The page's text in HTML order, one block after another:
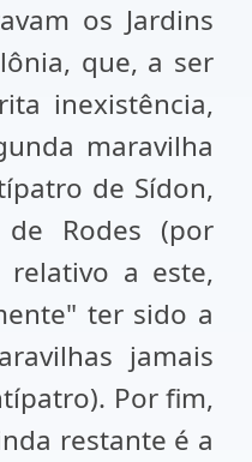
os Jardins
que, a ser
inexistência,
maravilha
de Sídon,
Rodes (por
a este,
ter sido a
jamais
Por fim,
restante é a